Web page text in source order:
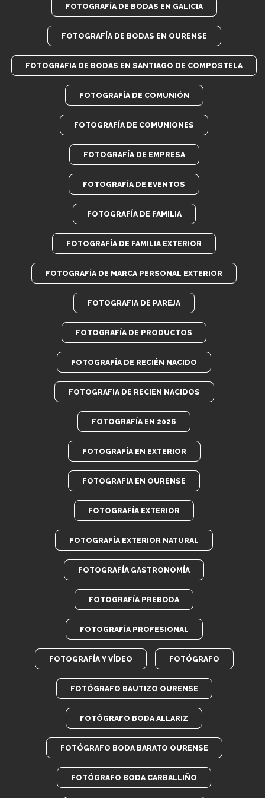
FOTOGRAFÍA DE BODAS EN GALICIA
FOTOGRAFÍA DE BODAS EN OURENSE
FOTOGRAFIA DE BODAS EN SANTIAGO DE COMPOSTELA
FOTOGRAFÍA DE COMUNIÓN
FOTOGRAFÍA DE COMUNIONES
FOTOGRAFÍA DE EMPRESA
FOTOGRAFÍA DE EVENTOS
FOTOGRAFÍA DE FAMILIA
FOTOGRAFÍA DE FAMILIA EXTERIOR
FOTOGRAFÍA DE MARCA PERSONAL EXTERIOR
FOTOGRAFIA DE PAREJA
FOTOGRAFÍA DE PRODUCTOS
FOTOGRAFÍA DE RECIÉN NACIDO
FOTOGRAFIA DE RECIEN NACIDOS
FOTOGRAFÍA EN 2026
FOTOGRAFÍA EN EXTERIOR
FOTOGRAFIA EN OURENSE
FOTOGRAFÍA EXTERIOR
FOTOGRAFÍA EXTERIOR NATURAL
FOTOGRAFÍA GASTRONOMÍA
FOTOGRAFÍA PREBODA
FOTOGRAFÍA PROFESIONAL
FOTOGRAFÍA Y VÍDEO FOTÓGRAFO
FOTÓGRAFO BAUTIZO OURENSE
FOTÓGRAFO BODA ALLARIZ
FOTÓGRAFO BODA BARATO OURENSE
FOTÓGRAFO BODA CARBALLIÑO